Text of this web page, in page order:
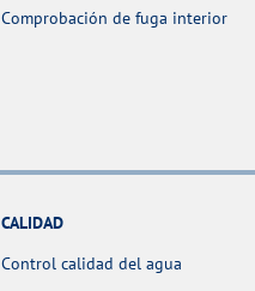
Comprobación de fuga interior
CALIDAD
Control calidad del agua